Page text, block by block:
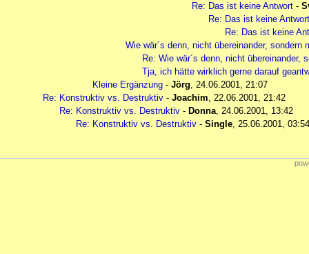
Re: Das ist keine Antwort -
Re: Das ist keine Antwort
Re: Das ist keine
Wie wär´s denn, nicht übereinander, sondern
Re: Wie wär´s denn, nicht übereinander,
Tja, ich hätte wirklich gerne darauf
Kleine Ergänzung - Jörg, 24.06.2001, 21:07
Re: Konstruktiv vs. Destruktiv - Joachim, 22.06.2001, 21:42
Re: Konstruktiv vs. Destruktiv - Donna, 24.06.2001, 13:42
Re: Konstruktiv vs. Destruktiv - Single, 25.06.2001, 03:54